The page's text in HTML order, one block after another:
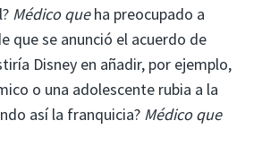
Médico queha preocupado a
que se anunció el acuerdo de
Disney en añadir, por ejemplo,
o una adolescente rubia a la
así la franquicia? Médico que